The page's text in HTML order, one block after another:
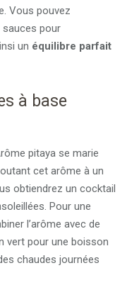
Vous pouvez
sauces pour
un équilibre parfait
à base
pitaya se marie
cet arôme à un
obtiendrez un cocktail
Pour une
l’arôme avec de
vert pour une boisson
chaudes journées